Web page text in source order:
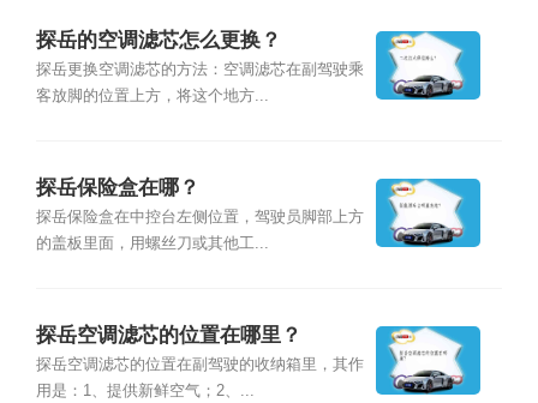
探岳的空调滤芯怎么更换？
探岳更换空调滤芯的方法：空调滤芯在副驾驶乘
客放脚的位置上方，将这个地方...
探岳保险盒在哪？
探岳保险盒在中控台左侧位置，驾驶员脚部上方
的盖板里面，用螺丝刀或其他工...
探岳空调滤芯的位置在哪里？
探岳空调滤芯的位置在副驾驶的收纳箱里，其作
用是：1、提供新鲜空气；2、...